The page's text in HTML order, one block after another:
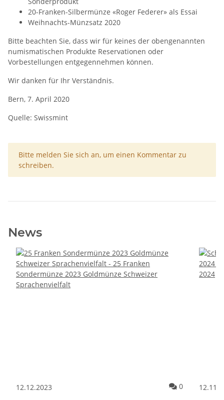
20-Franken-Silbermünze «Roger Federer» als Essai
Weihnachts-Münzsatz 2020
Bitte beachten Sie, dass wir für keines der obengenannten
numismatischen Produkte Reservationen oder
Vorbestellungen entgegennehmen können.
Wir danken für Ihr Verständnis.
Bern, 7. April 2020
Quelle: Swissmint
x
Bitte melden Sie sich an, um einen Kommentar zu
schreiben.
News
12.12.2023 0